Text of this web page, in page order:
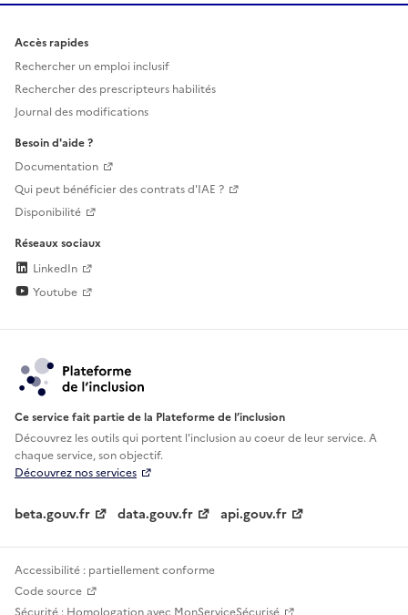
Accès rapides
Rechercher un emploi inclusif
Rechercher des prescripteurs habilités
Journal des modifications
Besoin d'aide ?
Documentation
Qui peut bénéficier des contrats d'IAE ?
Disponibilité
Réseaux sociaux
LinkedIn
Youtube
Ce service fait partie de la Plateforme de l’inclusion
Découvrez les outils qui portent l'inclusion aucoeur de leur service. A
chaque service, son objectif.
Découvrez nos services
beta.gouv.fr data.gouv.fr api.gouv.fr
Accessibilité : partiellement conforme
Code source